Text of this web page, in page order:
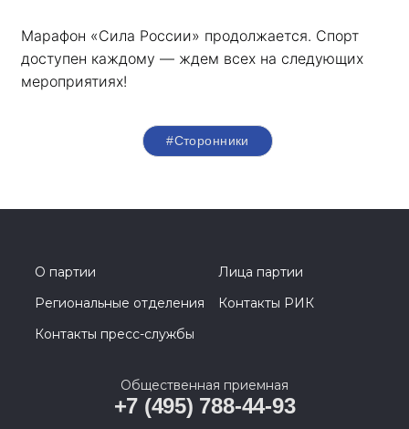
Марафон «Сила России» продолжается. Спорт
доступен каждому — ждем всех на следующих
мероприятиях!
#Сторонники
О партии
Лица партии
Региональные отделения
Контакты РИК
Контакты пресс-службы
Общественная приемная
+7 (495) 788-44-93